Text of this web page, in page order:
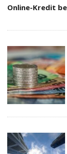
Online-Kredit